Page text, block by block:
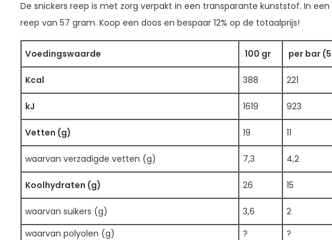
De snickers reep is met zorg verpakt in een transparante kunststof. In een
reep van 57 gram. Koop een doos en bespaar 12% op de totaalprijs!
Voedingswaarde 100 gr per bar
Kcal 388 221
kJ 1619 923
Vetten (g) 19 11
waarvan verzadigde vetten (g) 7,3 4,2
Koolhydraten (g) 26 15
waarvan suikers (g) 3,6
2
waarvan polyolen (g)
?
?